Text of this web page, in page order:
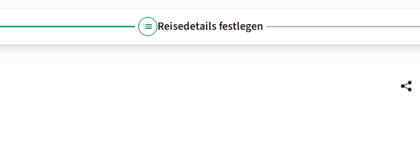
Reisedetails festlegen